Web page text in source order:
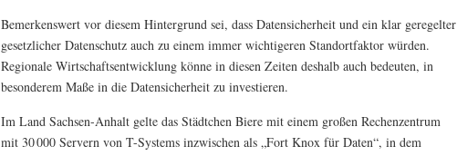
Bemerkenswert vor diesem Hintergrund sei, dass Datensicherheit und ein klar geregelter
gesetzlicher Datenschutz auch zu einem immer wichtigeren Standortfaktor würden.
Regionale Wirtschaftsentwicklung könne in diesen Zeiten deshalb auch bedeuten, in
besonderem Maße in die Datensicherheit zu investieren.
Im Land Sachsen-Anhalt gelte das Städtchen Biere mit einem großen Rechenzentrum
mit 30 000 Servern von T-Systems inzwischen als „Fort Knox für Daten“, in dem